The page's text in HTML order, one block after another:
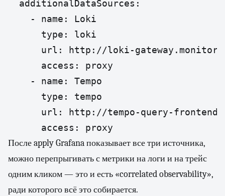
  additionalDataSources:
    - name: Loki
      type: loki
url: http://loki-
      access: proxy
    - name: Tempo
      type: tempo
url: http://tempo-query-
      access: proxy
После apply Grafana показывает все три источника,
можно перепрыгивать с метрики на логи и на трейс
одним кликом — это и есть «correlated observability»,
ради которого всё это собирается.